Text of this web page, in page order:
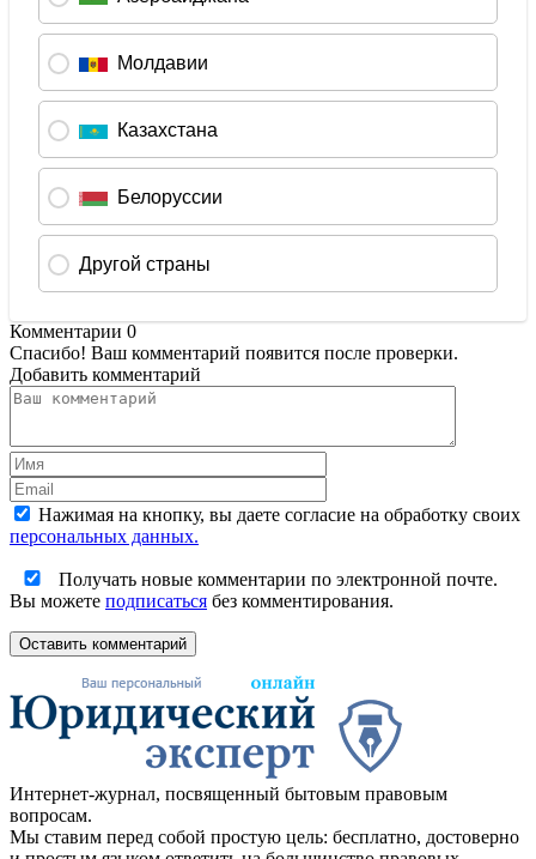
Комментарии 0
Спасибо! Ваш комментарий появится после проверки.
Добавить комментарий
Нажимая на кнопку, вы даете согласие на обработку своих
персональных данных.
Получать новые комментарии по электронной почте.
Вы можете подписаться без комментирования.
Оставить комментарий
Интернет-журнал, посвященный бытовым правовым
вопросам.
Мы ставим перед собой простую цель: бесплатно, достоверно